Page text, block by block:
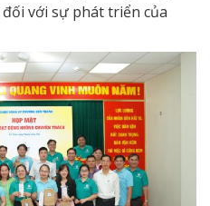
với sự phát triển của